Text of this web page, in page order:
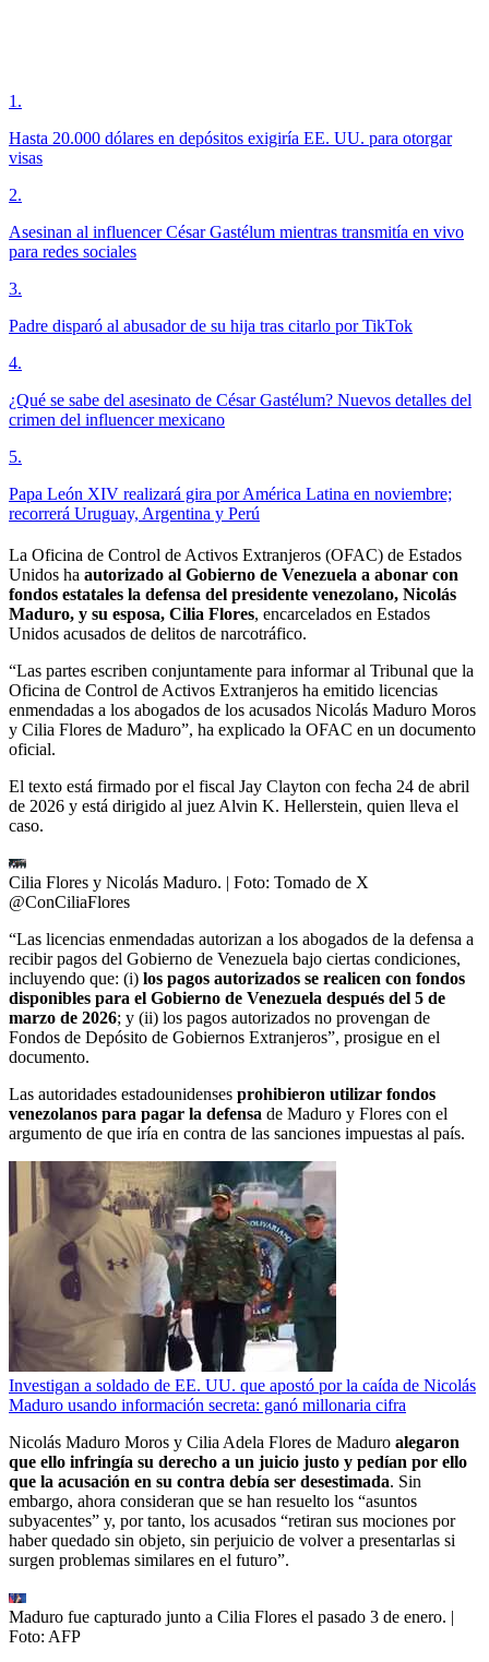
1 .
Hasta 20.000 dólares en depósitos exigiría EE. UU. para otorgar
visas
2.
Asesinan al influencer César Gastélum mientras transmitía en vivo
para redes sociales
3.
Padre disparó al abusador de su hija tras citarlo por TikTok
4.
¿Qué se sabe del asesinato de César Gastélum? Nuevos detalles del
crimen del influencer mexicano
5.
Papa León XIV realizará gira por América Latina en noviembre;
recorrerá Uruguay, Argentina y Perú
La Oficina de Control de Activos Extranjeros (OFAC) de Estados
Unidos ha autorizado al Gobierno de Venezuela a abonar con
fondos estatales la defensa del presidente venezolano, Nicolás
Maduro, y su esposa, Cilia Flores, encarcelados en Estados
Unidos acusados de delitos de narcotráfico.
“Las partes escriben conjuntamente para informar al Tribunal que la
Oficina de Control de Activos Extranjeros ha emitido licencias
enmendadas a los abogados de los acusados Nicolás Maduro Moros
y Cilia Flores de Maduro”, ha explicado la OFAC en un documento
oficial.
El texto está firmado por el fiscal Jay Clayton con fecha 24 de abril
de 2026 y está dirigido al juez Alvin K. Hellerstein, quien lleva el
caso.
Cilia Flores y Nicolás Maduro. | Foto: Tomado de X
@ConCiliaFlores
“Las licencias enmendadas autorizan a los abogados de la defensa a
recibir pagos del Gobierno de Venezuela bajo ciertas condiciones,
incluyendo que: (i) los pagos autorizados se realicen con fondos
disponibles para el Gobierno de Venezuela después del 5 de
marzo de 2026; y (ii) los pagos autorizados no provengan de
Fondos de Depósito de Gobiernos Extranjeros”, prosigue en el
documento.
Las autoridades estadounidenses prohibieron utilizar fondos
venezolanos para pagar la defensa de Maduro y Flores con el
argumento de que iría en contra de las sanciones impuestas al país.
Investigan a soldado de EE. UU. que apostó por la caída de Nicolás
Maduro usando información secreta: ganó millonaria cifra
Nicolás Maduro Moros y Cilia Adela Flores de Maduro alegaron
que ello infringía su derecho a un juicio justo y pedían por ello
que la acusación en su contra debía ser desestimada. Sin
embargo, ahora consideran que se han resuelto los “asuntos
subyacentes” y, por tanto, los acusados “retiran sus mociones por
haber quedado sin objeto, sin perjuicio de volver a presentarlas si
surgen problemas similares en el futuro”.
Maduro fue capturado junto a Cilia Flores el pasado 3 de enero. |
Foto: AFP